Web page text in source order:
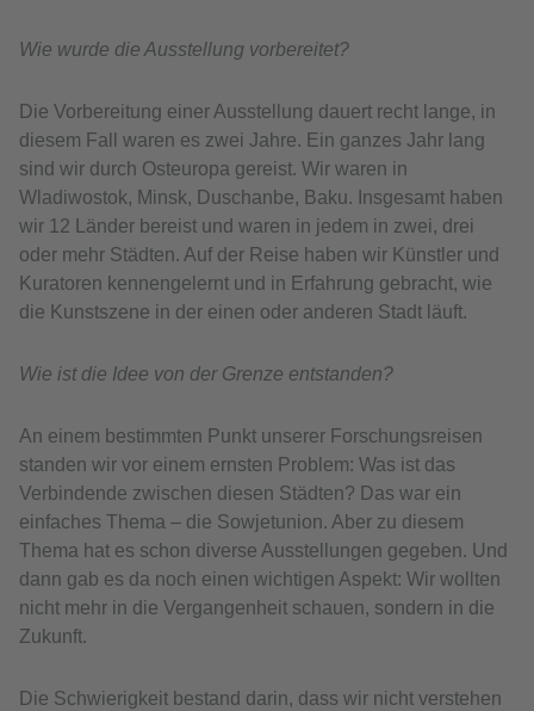
Wie wurde die Ausstellung vorbereitet?
Die Vorbereitung einer Ausstellung dauert recht lange, in
diesem Fall waren es zwei Jahre. Ein ganzes Jahr lang
sind wir durch Osteuropa gereist. Wir waren in
Wladiwostok, Minsk, Duschanbe, Baku. Insgesamt haben
wir 12 Länder bereist und waren in jedem in zwei, drei
oder mehr Städten. Auf der Reise haben wir Künstler und
Kuratoren kennengelernt und in Erfahrung gebracht, wie
die Kunstszene in der einen oder anderen Stadt läuft.
Wie ist die Idee von der Grenze entstanden?
An einem bestimmten Punkt unserer Forschungsreisen
standen wir vor einem ernsten Problem: Was ist das
Verbindende zwischen diesen Städten? Das war ein
einfaches Thema – die Sowjetunion. Aber zu diesem
Thema hat es schon diverse Ausstellungen gegeben. Und
dann gab es da noch einen wichtigen Aspekt: Wir wollten
nicht mehr in die Vergangenheit schauen, sondern in die
Zukunft.
Die Schwierigkeit bestand darin, dass wir nicht verstehen